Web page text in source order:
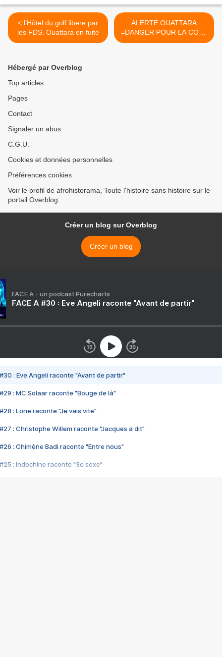
< l’Hôtel du golf libere par
les FDS. Ouattara en fuite
ALERTE OUATTARA
=DANGER POUR LA COTE
D'IVOIRE >
Hébergé par Overblog
Top articles
Pages
Contact
Signaler un abus
C.G.U.
Cookies et données personnelles
Préférences cookies
Voir le profil de afrohistorama, Toute l'histoire sans histoire sur le
portail Overblog
Créer un blog sur Overblog
Créer un blog
FACE A - un podcast Purecharts
FACE A #30 : Eve Angeli raconte "Avant de partir"
#30 : Eve Angeli raconte "Avant de partir"
#29 : MC Solaar raconte "Bouge de là"
#28 : Lorie raconte "Je vais vite"
#27 : Christophe Willem raconte "Jacques a dit"
#26 : Chimène Badi raconte "Entre nous"
#25 : Indochine raconte "3e sexe"